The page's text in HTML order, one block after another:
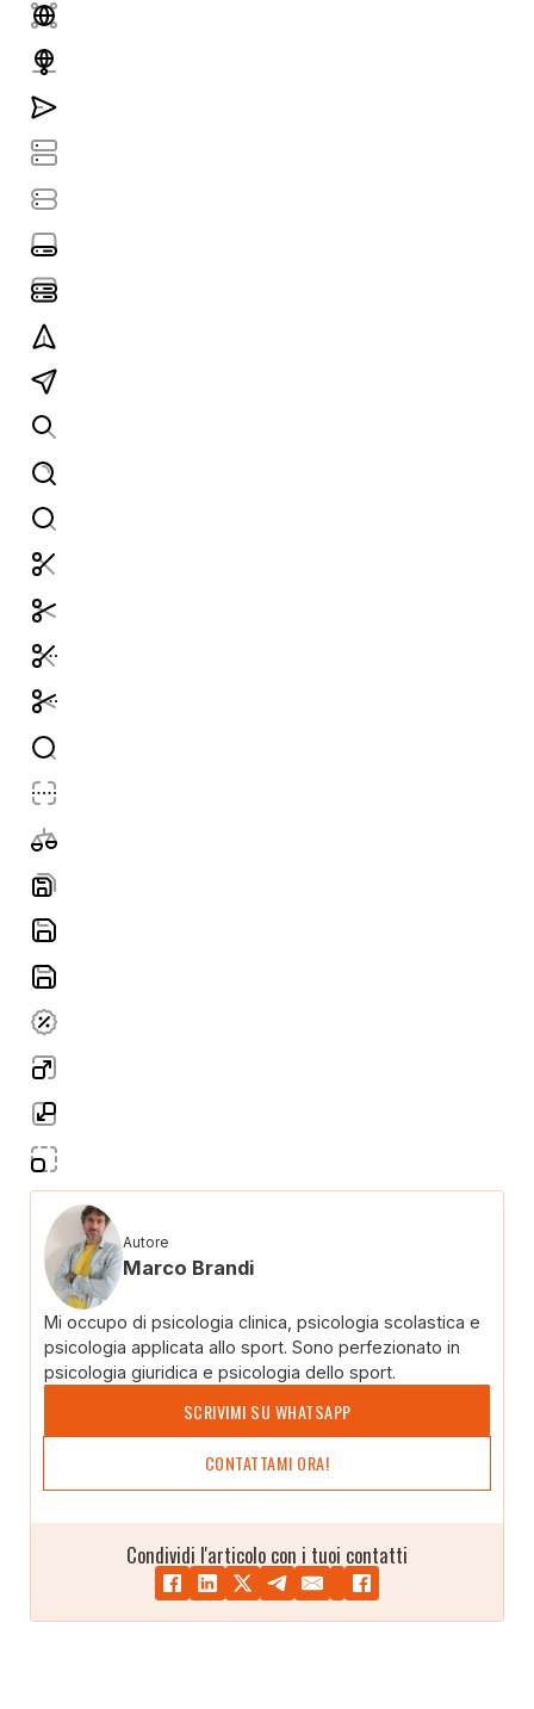
Autore
Marco Brandi
Mi occupo di psicologia clinica, psicologia scolastica e
psicologia applicata allo sport. Sono perfezionato in
psicologia giuridica e psicologia dello sport.
SCRIVIMI SU WHATSAPP
CONTATTAMI ORA!
Condividi l'articolo con i tuoi contatti